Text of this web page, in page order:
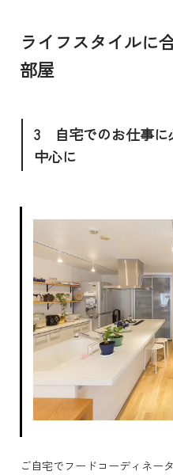
ライフスタイルに
部屋
3 自宅でのお仕事に
中心に
ご自宅でフードコーディネー